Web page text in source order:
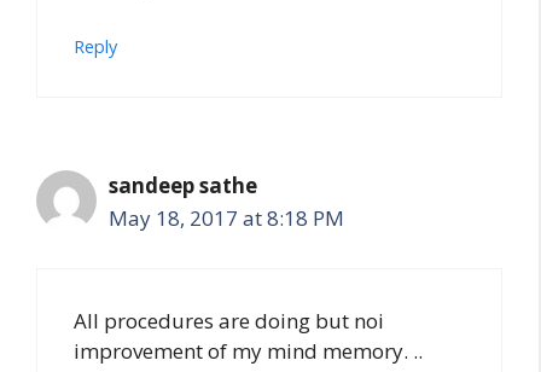
Reply
sandeep sathe
May 18, 2017 at 8:18 PM
All procedures are doing but noi
improvement of my mind memory. ..